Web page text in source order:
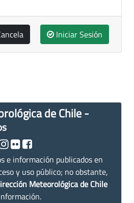
Iniciar Sesión
de Chile -
e información publicados en
y uso público; no obstante,
Meteorológica de Chile